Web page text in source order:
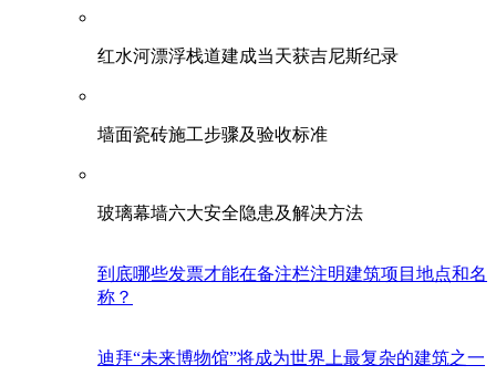
红水河漂浮栈道建成当天获吉尼斯纪录
墙面瓷砖施工步骤及验收标准
玻璃幕墙六大安全隐患及解决方法
到底哪些发票才能在备注栏注明建筑项目地点和名
称？
迪拜“未来博物馆”将成为世界上最复杂的建筑之一